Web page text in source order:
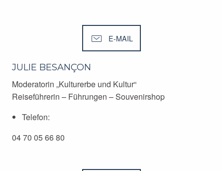
E-MAIL
JULIE BESANÇON
Moderatorin „Kulturerbe und Kultur“
Reiseführerin – Führungen – Souvenirshop
Telefon:
04 70 05 66 80